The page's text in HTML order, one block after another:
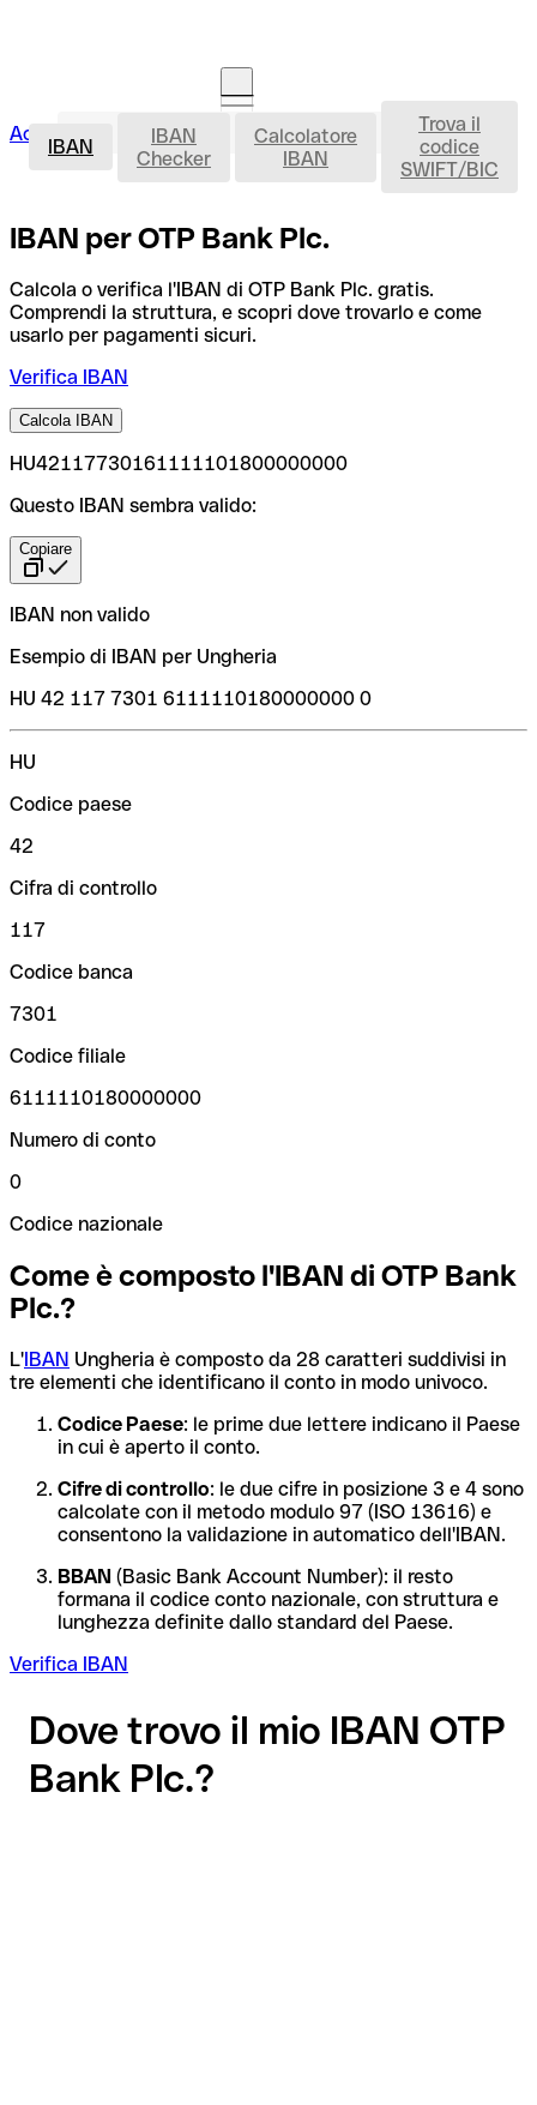
Accedi Avvia la procedura IBAN
IBAN
IBAN
Checker
Calcolatore
IBAN
Trova il
codice
SWIFT/BIC
IBAN per OTP Bank Plc.
Calcola o verifica l'IBAN di OTP Bank Plc. gratis.
Comprendi la struttura, e scopri dove trovarlo e come
usarlo per pagamenti sicuri.
Verifica IBAN
Calcola IBAN
HU42117730161111101800000000
Questo IBAN sembra valido:
Copiare
IBAN non valido
Esempio di IBAN per Ungheria
HU 42 117 7301 6111110180000000 0
HU
Codice paese
42
Cifra di controllo
117
Codice banca
7301
Codice filiale
6111110180000000
Numero di conto
0
Codice nazionale
Come è composto l'IBAN di OTP Bank
Plc.?
L'IBAN Ungheria è composto da 28 caratteri suddivisi in
tre elementi che identificano il conto in modo univoco.
Codice Paese: le prime due lettere indicano il Paese
in cui è aperto il conto.
Cifre di controllo: le due cifre in posizione 3 e 4 sono
calcolate con il metodo modulo 97 (ISO 13616) e
consentono la validazione in automatico dell'IBAN.
BBAN (Basic Bank Account Number): il resto
formana il codice conto nazionale, con struttura e
lunghezza definite dallo standard del Paese.
Verifica IBAN
Dove trovo il mio IBAN OTP
Bank Plc.?